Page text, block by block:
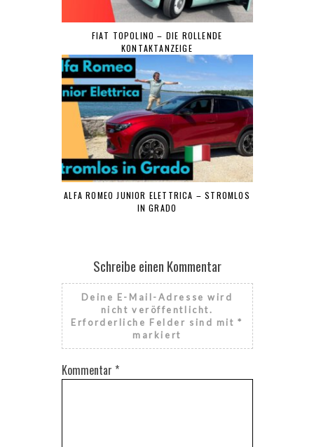
FIAT TOPOLINO – DIE ROLLENDE
KONTAKTANZEIGE
ALFA ROMEO JUNIOR ELETTRICA – STROMLOS
IN GRADO
Schreibe einen Kommentar
Deine E-Mail-Adresse wird
nicht veröffentlicht.
Erforderliche Felder sind mit*
markiert
Kommentar *